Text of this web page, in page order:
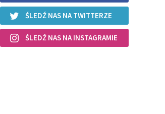
ŚLEDŹ NAS NA TWITTERZE
ŚLEDŹ NAS NA INSTAGRAMIE